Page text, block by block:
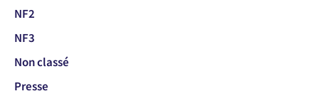
NF2
NF3
Non classé
Presse